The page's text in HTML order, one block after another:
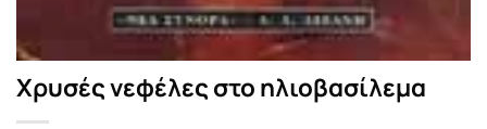
Χρυσές νεφέλες στο ηλιοβασίλεμα